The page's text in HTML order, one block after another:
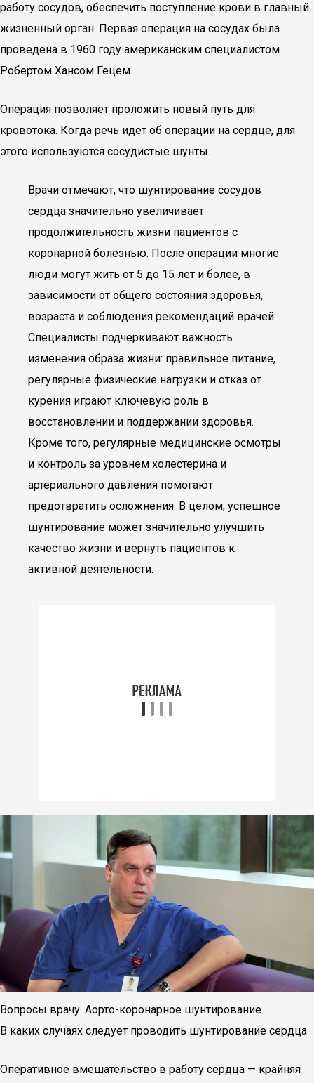
работу сосудов, обеспечить поступление крови в главный
жизненный орган. Первая операция на сосудах была
проведена в 1960 году американским специалистом
Робертом Хансом Гецем.
Операция позволяет проложить новый путь для
кровотока. Когда речь идет об операции на сердце, для
этого используются сосудистые шунты.
Врачи отмечают, что шунтирование сосудов
сердца значительно увеличивает
продолжительность жизни пациентов с
коронарной болезнью. После операции многие
люди могут жить от 5 до 15 лет и более, в
зависимости от общего состояния здоровья,
возраста и соблюдения рекомендаций врачей.
Специалисты подчеркивают важность
изменения образа жизни: правильное питание,
регулярные физические нагрузки и отказ от
курения играют ключевую роль в
восстановлении и поддержании здоровья.
Кроме того, регулярные медицинские осмотры
и контроль за уровнем холестерина и
артериального давления помогают
предотвратить осложнения. В целом, успешное
шунтирование может значительно улучшить
качество жизни и вернуть пациентов к
активной деятельности.
Вопросы врачу. Аорто-коронарное шунтирование
В каких случаях следует проводить шунтирование сердца
Оперативное вмешательство в работу сердца — крайняя